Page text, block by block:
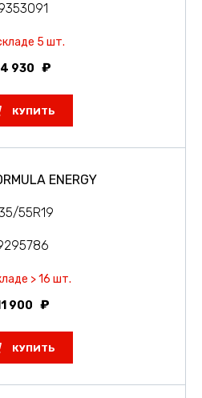
5 шт.
930
КУПИТЬ
ENERGY
55R19
> 16 шт.
900
КУПИТЬ